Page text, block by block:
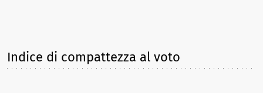
Indice di compattezza al voto